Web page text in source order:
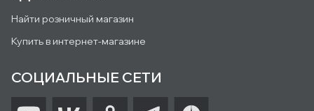
Найти розничный магазин
Купить в интернет-магазине
СОЦИАЛЬНЫЕ СЕТИ